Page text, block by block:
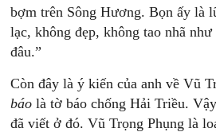
bợm trên Sông Hương. Bọn ấy là
lạc, không đẹp, không tao nhã
đâu.”
Còn đây là ý kiến của anh về Vũ
báo là tờ báo chống Hải Triều.
đã viết ở đó. Vũ Trọng Phụng là